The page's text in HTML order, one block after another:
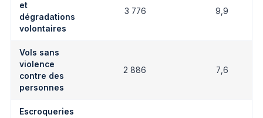
et
dégradations
volontaires
3 776 9,9
Vols sans
violence
contre des
personnes
2 886 7,6
Escroqueries